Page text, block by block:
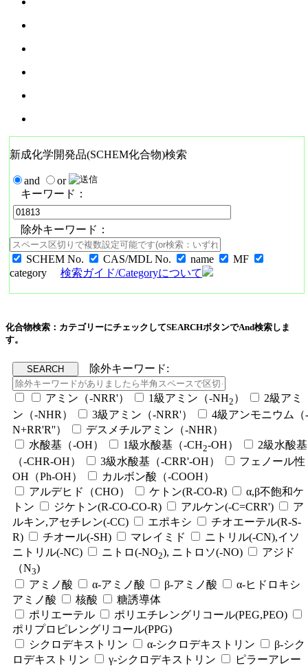
新成化学開発品(SCHEM化合物)検索
and
or
キーワード：
除外キーワード：
SCHEM No. CAS/MDL No. name
MF
category
検索ガイド/Categoryについて
化合物検索：カテゴリーにチェックしてSEARCHボタンでAnd検索しま
す。
除外キーワード:
アミン（-NRR'） 1級アミン（-NH2 ）
2級アミ
ン（-NHR）
3級アミン（-NRR'）
4級アンモニウム（-
N+RR'R''）
デスメチルアミン（-NHR）
水酸基（-OH）
1級水酸基（-CH2-OH）
2級水酸基
（-CHR-OH）
3級水酸基（-CRR'-OH）
フェノール性
OH（Ph-OH）
カルボン酸（-COOH）
アルデヒド（CHO）
ケトン(R-CO-R)
α,β不飽和ケ
トン
ジケトン(R-CO-CO-R) アルケン(-C=CRR')
ア
ルキン,アセチレン(-CC)
エポキシ
チオエーテル(R-S-
R)
チオール(-SH) マレイミド
ニトリル(-CN),イソ
ニトリル(-NC)
ニトロ(-NO2), ニトロソ(-NO)
アジド
（N3)
アミノ酸
α-アミノ酸 β-アミノ酸
α-ヒドロキシ
アミノ酸
核酸
糖誘導体
ポリエーテル
ポリエチレングリコール(PEG,PEO)
ポリプロピレングリコール(PPG)
シクロデキストリン
α-シクロデキストリン
β-シク
ロデキストリン
γ-シクロデキストリン ピラーアレー